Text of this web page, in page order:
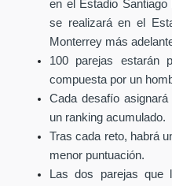
en el Estadio
se realizará en el
Monterrey más
100 parejas estarán
compuesta por un
Cada desafío
un ranking acumulado.
Tras cada reto, habrá
menor puntuación.
Las dos parejas que